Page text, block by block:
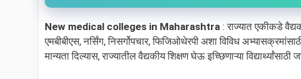
New medical colleges in Maharashtra: राज्यात एकीकडे
एमबीबीएस, नर्सिंग, निसर्गोपचार, फिजिओथेरपी अशा विविध
मान्यता दिल्यास, राज्यातील वैद्यकीय शिक्षण घेऊ इच्छिणाऱ्या